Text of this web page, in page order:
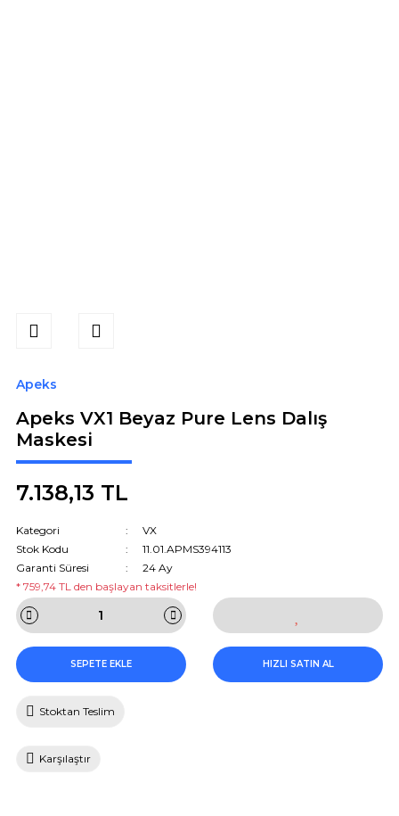
Apeks
Apeks VX1 Beyaz Pure Lens Dalış
Maskesi
7.138,13 TL
Kategori
VX
Stok Kodu
11.01.APMS394113
Garanti Süresi
24 Ay
* 759,74 TL den başlayan taksitlerle!
SEPETE EKLE HIZLI SATIN AL
Stoktan Teslim
Karşılaştır